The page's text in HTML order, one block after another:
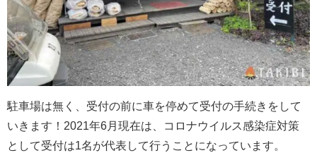
駐車場は無く、受付の前に車を停めて受付の手続きをして
いきます！2021年6月現在は、コロナウイルス感染症対策
として受付は1名が代表して行うことになっています。